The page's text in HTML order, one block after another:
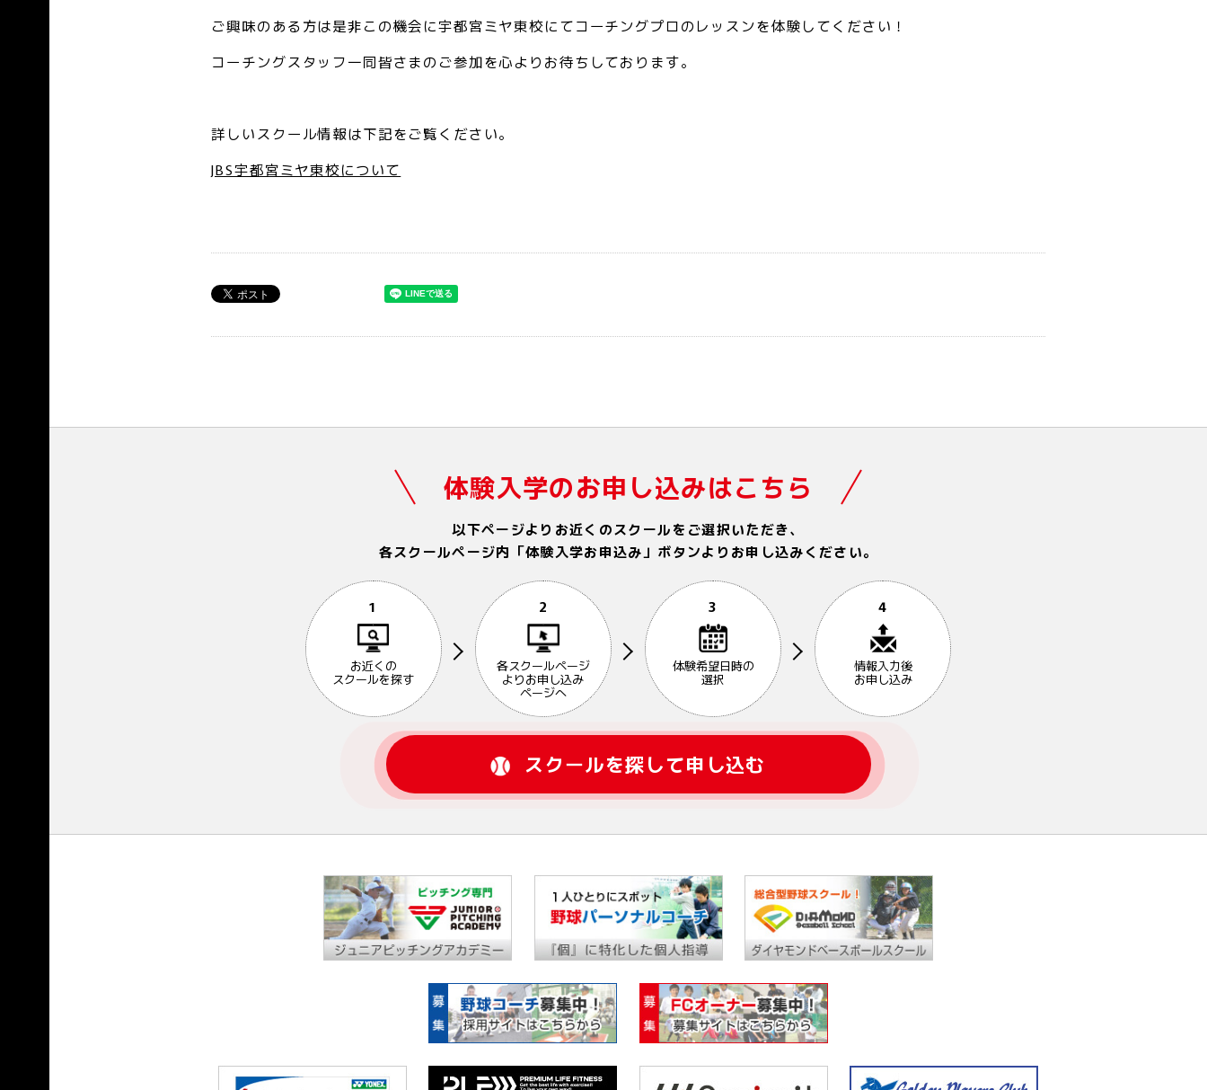
ご興味のある方は是非この機会に宇都宮ミヤ東校にてコーチングプロのレッスンを体験してください！
コーチングスタッフ一同皆さまのご参加を心よりお待ちしております。
詳しいスクール情報は下記をご覧ください。
JBS宇都宮ミヤ東校について
体験入学のお申し込みはこちら
以下ページよりお近くのスクールをご選択いただき、
各スクールページ内「体験入学お申込み」ボタンよりお申し込みください。
1
お近くの
スクールを探す
2
各スクールページ
よりお申し込み
ページへ
3
体験希望日時の
選択
4
情報入力後
お申し込み
スクールを探して申し込む